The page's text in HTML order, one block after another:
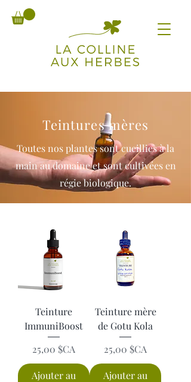
Teintures mères
Toutes nos plantes sont cueilliesà la
main au domaine et sont cultivées en
régie biologique.
Teinture
ImmuniBoost
Prix
25,00 $CA
Ajouter au
Teinture mère
de Gotu Kola
Prix
25,00 $CA
Ajouter au